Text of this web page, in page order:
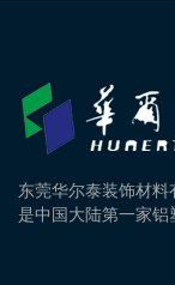
东莞华尔泰装饰材料
是中国大陆第一家